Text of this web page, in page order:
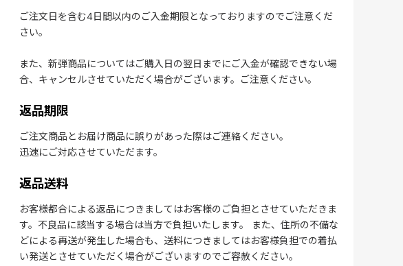
ご注文日を含む4日間以内のご入金期限となっておりますのでご注意くだ
さい。
また、新弾商品についてはご購入日の翌日までにご入金が確認できない場
合、キャンセルさせていただく場合がございます。ご注意ください。
返品期限
ご注文商品とお届け商品に誤りがあった際はご連絡ください。
迅速にご対応させていただます。
返品送料
お客様都合による返品につきましてはお客様のご負担とさせていただきま
す。不良品に該当する場合は当方で負担いたします。 また、住所の不備な
どによる再送が発生した場合も、送料につきましてはお客様負担での着払
い発送とさせていただく場合がございますのでご容赦ください。